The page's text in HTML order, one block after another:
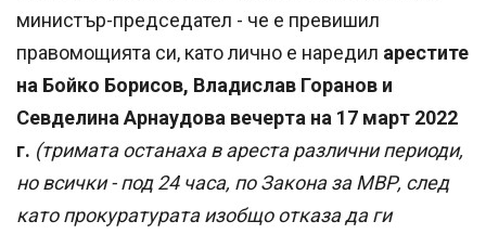
министър-председател - че е превишил
правомощията си, като лично е наредил арестите
на Бойко Борисов, Владислав Горанов и
Севделина Арнаудова вечерта на 17 март 2022
г. (тримата останаха в ареста различни периоди,
но всички - под 24 часа, по Закона за МВР, след
като прокуратурата изобщо отказа да ги